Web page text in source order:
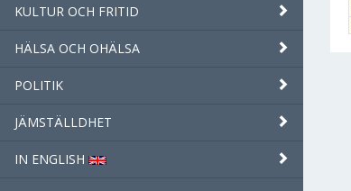
KULTUR OCH FRITID
HÄLSA OCH OHÄLSA
POLITIK
JÄMSTÄLLDHET
IN ENGLISH